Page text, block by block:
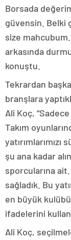
Borsada
güvensin. Belki
size
arkasında
konuştu.
Tekrardan
branşlara
Ali Koç,
Takım
şu ana kadar
sporcularına
sağladık. Bu
en büyük
ifadelerini
Ali Koç,